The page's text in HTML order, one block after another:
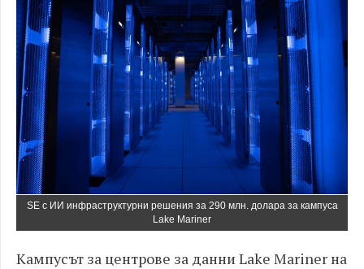
SE с ИИ инфраструктурни решения за 290 млн. долара за кампуса
Lake Mariner
Кампусът за центрове за данни Lake Mariner на